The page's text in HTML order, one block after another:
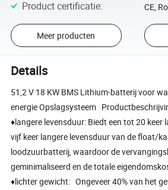
Product certificatie: CE,
Meer producten
Details
51,2 V 18 KW BMS Lithium-batterij voor
energie Opslagsysteem
♦langere levensduur: Biedt een tot 20 keer
vijf keer langere levensduur van de float/
loodzuurbatterij, waardoor de
geminimaliseerd en de totale
♦lichter gewicht: Ongeveer 40% van het